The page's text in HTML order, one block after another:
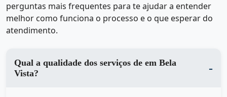
perguntas mais frequentes para te ajudar a entender
melhor como funciona o processo e o que esperar do
atendimento.
Qual a qualidade dos serviços de em Bela
Vista?